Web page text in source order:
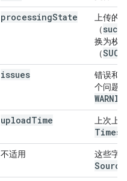
processingState
上传的
（
换为枚
（
issues
错误和
个问题
uploadTime 上次上
不适用 这些字
Source